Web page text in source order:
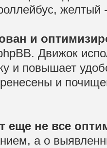
желтый
и
Движок
и повышает
и
еще не все
а о